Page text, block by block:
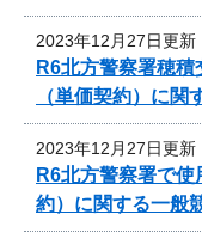
2023年12月27日更新
R6北方警察署穂
（単価契約）に関
2023年12月27日更新
R6北方警察署で
約）に関する一般